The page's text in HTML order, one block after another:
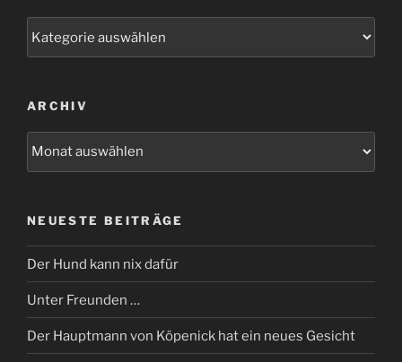
ARCHIV
NEUESTE BEITRÄGE
Der Hund kann nix dafür
Unter Freunden …
Der Hauptmann von Köpenick hat ein neues Gesicht